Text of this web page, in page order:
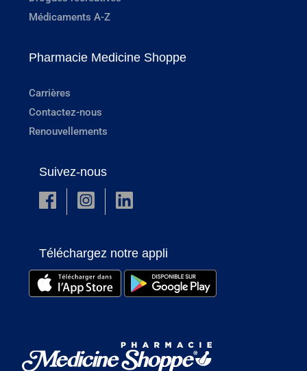
Médicaments A-Z
Pharmacie Medicine Shoppe
Carrières
Contactez-nous
Renouvellements
Suivez-nous
Téléchargez notre appli